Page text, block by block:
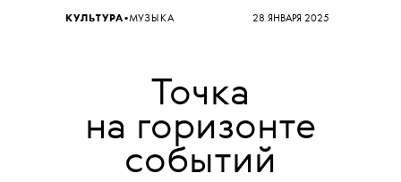
28 ЯНВАРЯ 2025
КУЛЬТУРА•МУЗЫКА
Точка
на горизонте
событий